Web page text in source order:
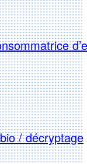
/ décryptage